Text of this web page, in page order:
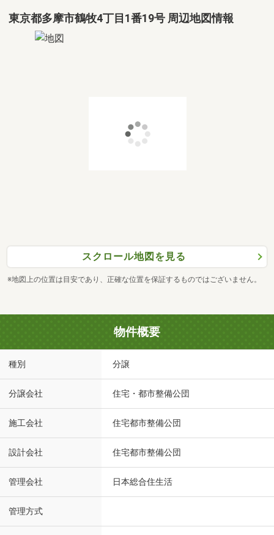
東京都多摩市鶴牧4丁目1番19号 周辺地図情報
スクロール地図を見る
※地図上の位置は目安であり、正確な位置を保証するものではございません。
物件概要
種別 分譲
分譲会社 住宅・都市整備公団
施工会社 住宅都市整備公団
設計会社 住宅都市整備公団
管理会社 日本総合住生活
管理方式